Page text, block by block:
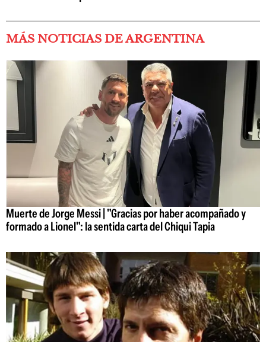
MÁS NOTICIAS DE ARGENTINA
Muerte de Jorge Messi | "Gracias por haber acompañado y
formado a Lionel": la sentida carta del Chiqui Tapia